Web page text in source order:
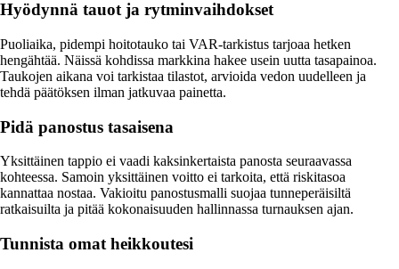
Hyödynnä tauot ja rytminvaihdokset
Puoliaika, pidempi hoitotauko tai VAR-tarkistus tarjoaa hetken
hengähtää. Näissä kohdissa markkina hakee usein uutta tasapainoa.
Taukojen aikana voi tarkistaa tilastot, arvioida vedon uudelleen ja
tehdä päätöksen ilman jatkuvaa painetta.
Pidä panostus tasaisena
Yksittäinen tappio ei vaadi kaksinkertaista panosta seuraavassa
kohteessa. Samoin yksittäinen voitto ei tarkoita, että riskitasoa
kannattaa nostaa. Vakioitu panostusmalli suojaa tunneperäisiltä
ratkaisuilta ja pitää kokonaisuuden hallinnassa turnauksen ajan.
Tunnista omat heikkoutesi